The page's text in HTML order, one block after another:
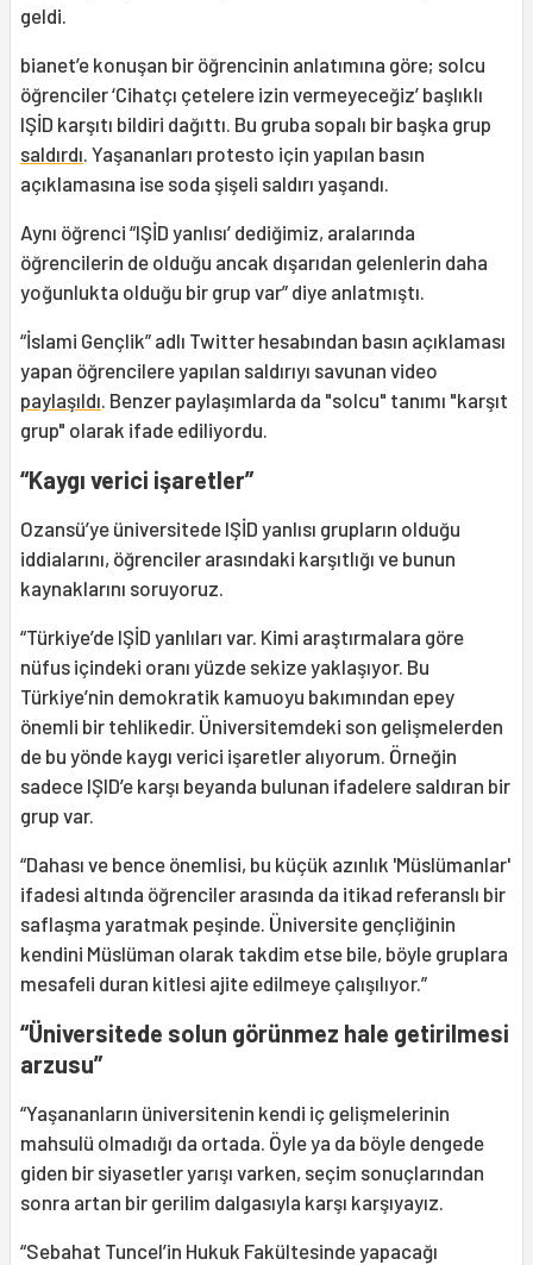
geldi.
bianet’e konuşan bir öğrencinin anlatımına göre; solcu
öğrenciler ‘Cihatçı çetelere izin vermeyeceğiz’ başlıklı
IŞİD karşıtı bildiri dağıttı. Bu gruba sopalı bir başka grup
saldırdı. Yaşananları protesto için yapılan basın
açıklamasına ise soda şişeli saldırı yaşandı.
Aynı öğrenci “IŞİD yanlısı’ dediğimiz, aralarında
öğrencilerin de olduğu ancak dışarıdan gelenlerin daha
yoğunlukta olduğu bir grup var” diye anlatmıştı.
“İslami Gençlik” adlı Twitter hesabından basın açıklaması
yapan öğrencilere yapılan saldırıyı savunan video
paylaşıldı. Benzer paylaşımlarda da "solcu" tanımı "karşıt
grup" olarak ifade ediliyordu.
“Kaygı verici işaretler”
Ozansü’ye üniversitede IŞİD yanlısı grupların olduğu
iddialarını, öğrenciler arasındaki karşıtlığı ve bunun
kaynaklarını soruyoruz.
“Türkiye’de IŞİD yanlıları var. Kimi araştırmalara göre
nüfus içindeki oranı yüzde sekize yaklaşıyor. Bu
Türkiye’nin demokratik kamuoyu bakımından epey
önemli bir tehlikedir. Üniversitemdeki son gelişmelerden
de bu yönde kaygı verici işaretler alıyorum. Örneğin
sadece IŞID’e karşı beyanda bulunan ifadelere saldıran bir
grup var.
“Dahası ve bence önemlisi, bu küçük azınlık 'Müslümanlar'
ifadesi altında öğrenciler arasında da itikad referanslı bir
saflaşma yaratmak peşinde. Üniversite gençliğinin
kendini Müslüman olarak takdim etse bile, böyle gruplara
mesafeli duran kitlesi ajite edilmeye çalışılıyor.”
“Üniversitede solun görünmez hale getirilmesi
arzusu”
“Yaşananların üniversitenin kendi iç gelişmelerinin
mahsulü olmadığı da ortada. Öyle ya da böyle dengede
giden bir siyasetler yarışı varken, seçim sonuçlarından
sonra artan bir gerilim dalgasıyla karşı karşıyayız.
“Sebahat Tuncel’in Hukuk Fakültesinde yapacağı